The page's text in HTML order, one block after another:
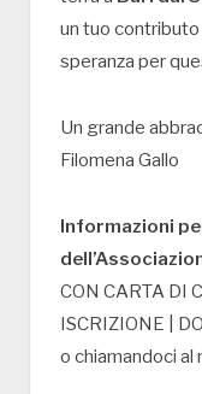
un tuo contributo
speranza per
Un grande
Filomena Gallo
Informazioni
CON CARTA DI
ISCRIZIONE |
o chiamandoci